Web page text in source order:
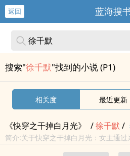
返回 蓝海搜
搜索"徐千默"找到的小说 (P1)
相关度 最近更新
《快穿之干掉白月光》 /徐千默 /
简介:关于快穿之干掉白月光：女主通
月光进行较量，攻略心有白月光的男主